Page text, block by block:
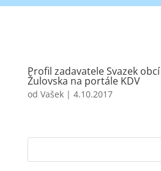
Profil zadavatele Svazek
Žulovska na portále KDV
od Vašek| 4.10.2017